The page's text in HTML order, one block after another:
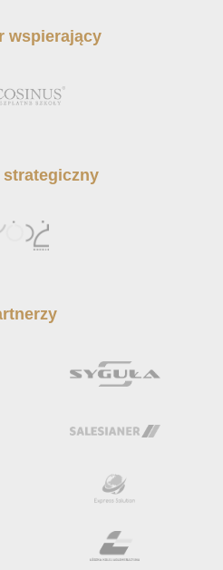
wspierający
strategiczny